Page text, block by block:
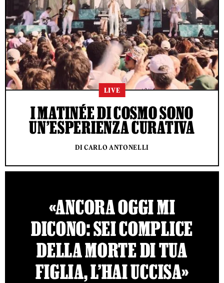
LIVE
I MATINÉE DI COSMO SONO
UN’ESPERIENZA CURATIVA
DI CARLO ANTONELLI
«ANCORA OGGI MI
DICONO: SEI COMPLICE
DELLA MORTE DI TUA
FIGLIA, L’HAI UCCISA»